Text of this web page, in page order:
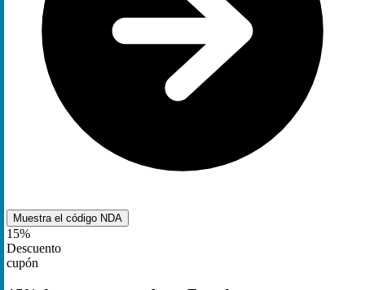
Muestra el código NDA
15%
Descuento
cupón